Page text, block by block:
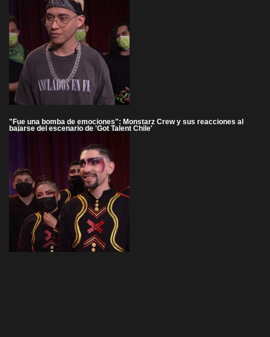
"Fue una bomba de emociones": Monstarz Crew y sus reacciones al
bajarse del escenario de 'Got Talent Chile'